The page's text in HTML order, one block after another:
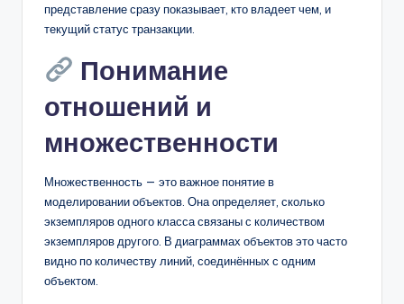
представление сразу показывает, кто владеет чем, и
текущий статус транзакции.
Понимание
отношений и
множественности
Множественность — это важное понятие в
моделировании объектов. Она определяет, сколько
экземпляров одного класса связаны с количеством
экземпляров другого. В диаграммах объектов это часто
видно по количеству линий, соединённых с одним
объектом.